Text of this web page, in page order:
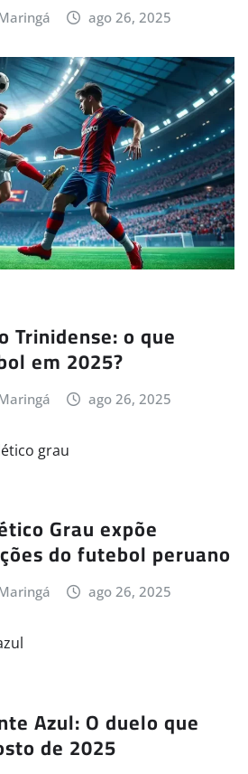
ago 26, 2025
Trinidense: o que
em 2025?
ago 26, 2025
Grau expõe
do futebol peruano
ago 26, 2025
Azul: O duelo que
de 2025